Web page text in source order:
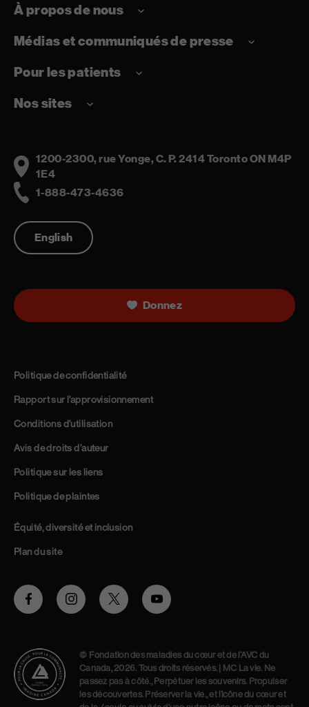
À propos de nous
Médias et communiqués de presse
Pour les patients
Nos sites
Address
1200-2300, rue Yonge, C. P. 2414 Toronto ON M4P
1E4
1-888-473-4636
English
Donnez
Politique de confidentialité
Rapport sur l’approvisionnement
Conditions d’utilisation
Avis de droits d’auteur
Politique sur les liens
Politique de plaintes
Équité, diversité et inclusion
Plan du site
FacebookInstagramTwitter Youtube
© Fondation des maladies du cœur et de l’AVC du
Canada, 2026. Tous droits réservés. | MC La vie. Ne
passez pas à côté., Perpétuer les souvenirs. Propulser
les découvertes. Préserver la vie., et l’icône du cœur et